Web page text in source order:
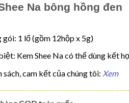
Na bông hồng đen
1 lố (gồm 12hộp x 5g)
Kem Shee Na có thể dùng kết
sách, cam kết của chúng tôi: Xem